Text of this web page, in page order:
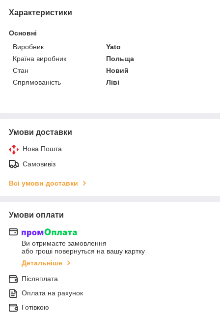
Характеристики
Основні
Виробник
Yato
Країна виробник
Польща
Стан
Новий
Спрямованість
Ліві
Умови доставки
Нова Пошта
Самовивіз
Всі умови доставки
Умови оплати
Ви отримаєте замовлення
або гроші повернуться на вашу картку
Детальніше
Післяплата
Оплата на рахунок
Готівкою